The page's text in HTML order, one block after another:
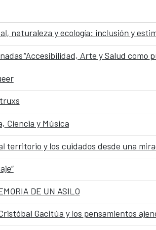
naturaleza y ecología: inclusión y
Ciencia y Música
territorio y los cuidados desde una
DE UN ASILO
Gacitúa y los pensamientos